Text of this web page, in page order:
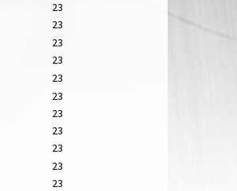
23
23
23
23
23
23
23
23
23
23
23